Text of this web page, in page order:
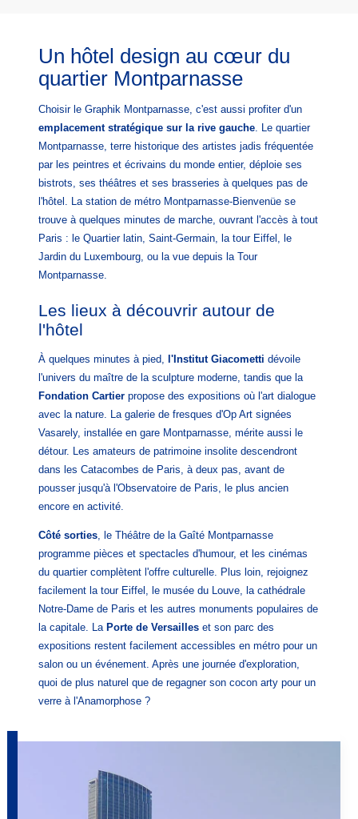
Un hôtel design au cœur du
quartier Montparnasse
Choisir le Graphik Montparnasse, c'est aussi profiter d'un
emplacement stratégique sur la rive gauche. Le quartier
Montparnasse, terre historique des artistes jadis fréquentée
par les peintres et écrivains du monde entier, déploie ses
bistrots, ses théâtres et ses brasseries à quelques pas de
l'hôtel. La station de métro Montparnasse-Bienvenüe se
trouve à quelques minutes de marche, ouvrant l'accès à tout
Paris : le Quartier latin, Saint-Germain, la tour Eiffel, le
Jardin du Luxembourg, ou la vue depuis la Tour
Montparnasse.
Les lieux à découvrir autour de
l'hôtel
À quelques minutes à pied, l'Institut Giacometti dévoile
l'univers du maître de la sculpture moderne, tandis que la
Fondation Cartier propose des expositions où l'art dialogue
avec la nature. La galerie de fresques d'Op Art signées
Vasarely, installée en gare Montparnasse, mérite aussi le
détour. Les amateurs de patrimoine insolite descendront
dans les Catacombes de Paris, à deux pas, avant de
pousser jusqu'à l'Observatoire de Paris, le plus ancien
encore en activité.
Côté sorties , le Théâtre de la Gaîté Montparnasse
programme pièces et spectacles d'humour, et les cinémas
du quartier complètent l'offre culturelle. Plus loin, rejoignez
facilement la tour Eiffel, le musée du Louve, la cathédrale
Notre-Dame de Paris et les autres monuments populaires de
la capitale. La Porte de Versailles et son parc des
expositions restent facilement accessibles en métro pour un
salon ou un événement. Après une journée d'exploration,
quoi de plus naturel que de regagner son cocon arty pour un
verre à l'Anamorphose ?
ACCUEIL
HÔTEL
CHAMBRES
SERVICES
QUARTIER
GALERIE
OFFRES ET ACTUALITÉS
75014 Paris, France
hotel@graphik-hotel.com
+33 1 84 79 70 60
+33 1 46 02 75 64